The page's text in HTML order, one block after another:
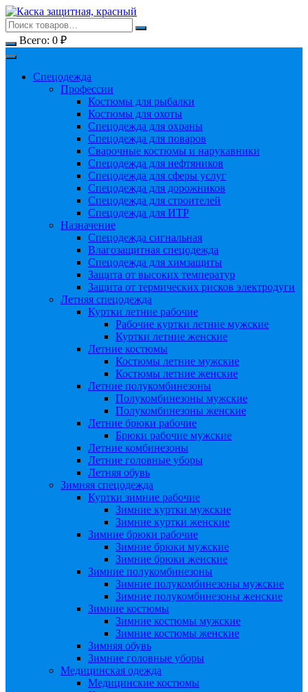
Перейти
к
содержимому
Всего: 0 ₽
Спецодежда
Профессии
Костюмы для рыбалки
Костюмы для охоты
Спецодежда для охраны
Спецодежда для поваров
Сварочные костюмы и нарукавники
Спецодежда для нефтяников
Спецодежда для сферы услуг
Спецодежда для дорожников
Спецодежда для строителей
Спецодежда для ИТР
Назначение
Спецодежда сигнальная
Влагозащитная спецодежда
Спецодежда для химзащиты
Защита от высоких температур
Защита от термических рисков электродуги
Летняя спецодежда
Куртки летние рабочие
Рабочие куртки летние мужские
Куртки летние женские
Летние костюмы
Костюмы летние мужские
Костюмы летние женские
Летние полукомбинезоны
Полукомбинезоны мужские
Полукомбинезоны женские
Летние брюки рабочие
Брюки рабочие мужские
Летние комбинезоны
Летние головные уборы
Летняя обувь
Зимняя спецодежда
Куртки зимние рабочие
Зимние куртки мужские
Зимние куртки женские
Зимние брюки рабочие
Зимние брюки мужские
Зимние брюки женские
Зимние полукомбинезоны
Зимние полукомбинезоны мужские
Зимние полукомбинезоны женские
Зимние костюмы
Зимние костюмы мужские
Зимние костюмы женские
Зимняя обувь
Зимние головные уборы
Медицинская одежда
Медицинские костюмы